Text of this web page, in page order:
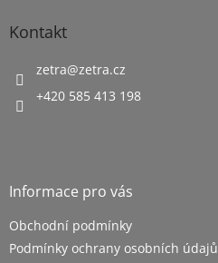
Kontakt
zetra@zetra.cz
+420 585 413 198
Informace pro vás
Obchodní podmínky
Podmínky ochrany osobních údajů